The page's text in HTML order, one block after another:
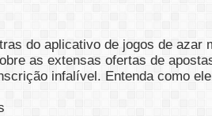
do aplicativo de jogos de
as extensas ofertas de
infalível. Entenda como